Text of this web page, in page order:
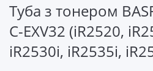
Туба з тонером
C-EXV32 (iR2520,
iR2530i, iR2535i,